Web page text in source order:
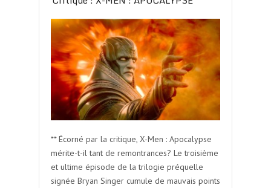
** Écorné par la critique, X-Men : Apocalypse
mérite-t-il tant de remontrances? Le troisième
et ultime épisode de la trilogie préquelle
signée Bryan Singer cumule de mauvais points